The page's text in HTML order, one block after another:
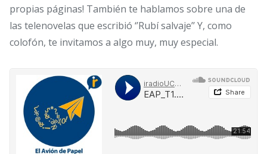
propias páginas! También te hablamos sobre una de
las telenovelas que escribió ‘’Rubí salvaje’’ Y, como
colofón, te invitamos a algo muy, muy especial.